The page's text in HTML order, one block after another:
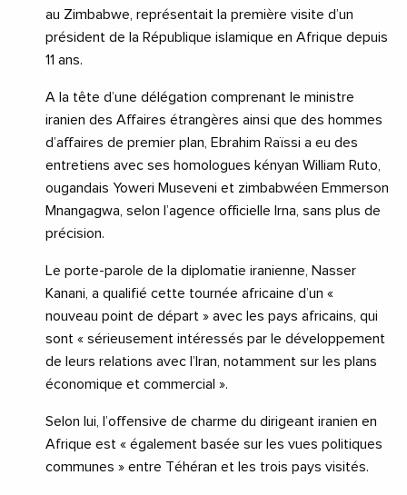
au Zimbabwe, représentait la première visite d’un
président de la République islamique en Afrique depuis
11 ans.
A la tête d’une délégation comprenant le ministre
iranien des Affaires étrangères ainsi que des hommes
d’affaires de premier plan, Ebrahim Raïssi a eu des
entretiens avec ses homologues kényan William Ruto,
ougandais Yoweri Museveni et zimbabwéen Emmerson
Mnangagwa, selon l’agence officielle Irna, sans plus de
précision.
Le porte-parole de la diplomatie iranienne, Nasser
Kanani, a qualifié cette tournée africaine d’un «
nouveau point de départ » avec les pays africains, qui
sont « sérieusement intéressés par le développement
de leurs relations avec l’Iran, notamment sur les plans
économique et commercial ».
Selon lui, l’offensive de charme du dirigeant iranien en
Afrique est « également basée sur les vues politiques
communes » entre Téhéran et les trois pays visités.